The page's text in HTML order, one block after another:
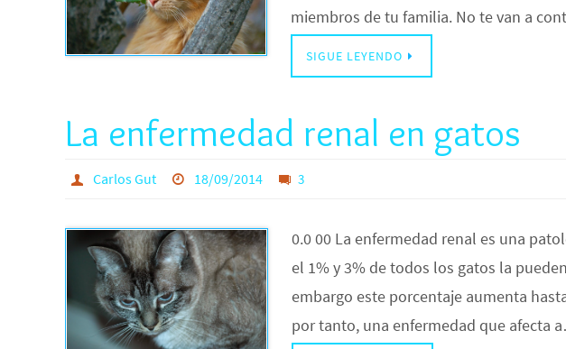
miembros de tu familia. No te van a
SIGUE LEYENDO
La enfermedad renal en gatos
Carlos Gut 18/09/2014 3
0.0 00 La enfermedad renal es una
el 1% y 3% de todos los gatos la
embargo este porcentaje aumenta
por tanto, una enfermedad que afecta